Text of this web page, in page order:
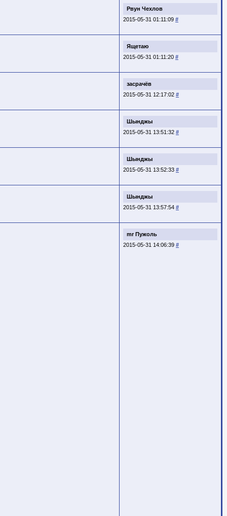
Рвун Чехлов
2015-05-31 01:11:09 #
Ящетаю
2015-05-31 01:11:20 #
засрачёв
2015-05-31 12:17:02 #
Шынджы
2015-05-31 13:51:32 #
Шынджы
2015-05-31 13:52:33 #
Шынджы
2015-05-31 13:57:54 #
mr Пужоль
2015-05-31 14:06:39 #